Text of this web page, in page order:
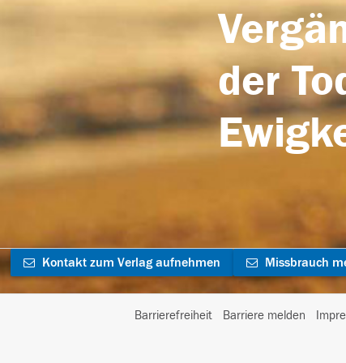
der
Kontakt zum Verlag aufnehmen Missbrauch
Barrierefreiheit Barriere melden